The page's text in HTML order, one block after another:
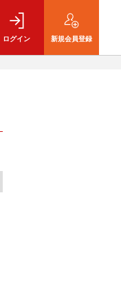
ログイン 新規会員登録